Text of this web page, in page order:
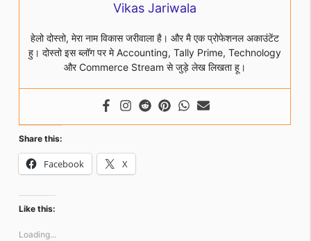
Vikas Jariwala
हेलो दोस्तो, मेरा नाम विकास जरीवाला है। और मै एक प्रोफेशनल अकाउंटेंट
हु। दोस्तो इस ब्लॉग पर मे Accounting, Tally Prime, Technology
और Commerce Stream से जुड़े लेख लिखता हू।
Share this:
Facebook X
Like this:
Loading...